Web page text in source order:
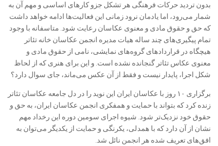
بدون تردید حرکات فرهنگی هر تشکل جزو کارهای اساسی و مهم آن به
شمار می‌رود، اما یادمان نرود زمانی این فعالیت‌ها ادامه خواهد داشت
که حق و حقوق مادی و معنوی عکاسان رعایت شود. متاسفانه با وجود
تمام پیگیری‌های چند ساله هیات مدیره انجمن عکاسان خانه تئاتر
هیچگاه در قراردادهای گروه‌های نمایشی، نامی از حقوق مادی و
معنوی عکاس تئاتر گنجانده نشده است. و این برای هنری که از لحاظ
شکل اجرا، پایدار نیست و فقط از آن عکس می‌ماند، جای سوال دارد؟
برگزاری ۱۰ روز با عکاسان ایران این نوید را در دل جامعه عکاسان تئاتر
زنده کرد که بتواند با حمایت و همفکری انجمن عکاسان ایران، به حق و
حقوق خود نزدیک‌تر شود. شیوه اجرای سومین دوره این رخداد مهم
نشان از آن دارد که با همدلی، یکرنگی و حمایت از یکدیگر می‌توان به
افق‌های تعریف شده هر انجمن نائل شد.